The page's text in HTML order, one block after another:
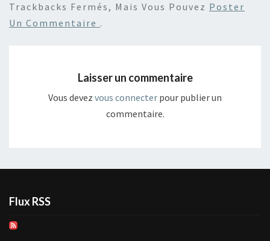
Trackbacks Fermés, Mais Vous Pouvez Poster
Un Commentaire .
Laisser un commentaire
Vous devez vous connecter pour publier un
commentaire.
Flux RSS